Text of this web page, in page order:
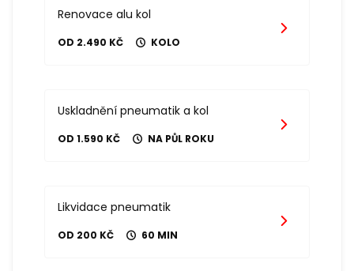
Renovace alu kol
OD 2.490 KČ KOLO
Uskladnění pneumatik a kol
OD 1.590 KČ NA PŮL ROKU
Likvidace pneumatik
OD 200 KČ 60 MIN